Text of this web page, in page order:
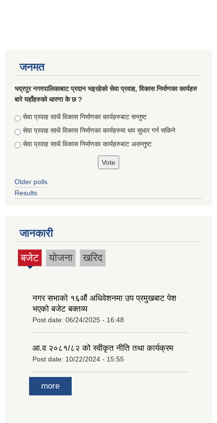
जनमत
भद्रपुर नगरपालिकाबाट प्रदान भइरहेको सेवा प्रवाह, विकास निर्माणका कार्यहरु
बारे यहाँहरुको धारणा के छ ?
Choices
सेवा प्रवाह साथै विकास निर्माणका कार्यहरुबाट सन्तुष्ट
सेवा प्रवाह साथै विकास निर्माणका कार्यहरुमा थप सुधार गर्न सकिने
सेवा प्रवाह साथै विकास निर्माणका कार्यहरुबाट असन्तुष्ट
Older polls
Results
जानकारी
बजेट
(active
योजना खरिद
नगर सभाको १६‍औं अधिवेशनमा उप प्रमुखबाट पेश
भएको बजेट बक्तव्य
Post date: 06/24/2025 - 16:48
आ.व २०८१/८२ को स्वीकृत नीति तथा कार्यक्रम
Post date: 10/22/2024 - 15:55
more